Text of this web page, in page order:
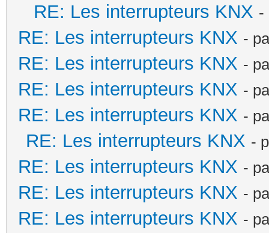
RE: Les interrupteurs KNX -
RE: Les interrupteurs KNX -
RE: Les interrupteurs KNX -
RE: Les interrupteurs KNX -
RE: Les interrupteurs KNX -
RE: Les interrupteurs KNX -
RE: Les interrupteurs KNX -
RE: Les interrupteurs KNX -
RE: Les interrupteurs KNX -